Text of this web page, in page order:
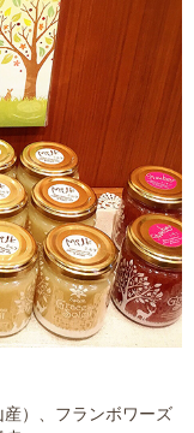
）、フランボワーズ